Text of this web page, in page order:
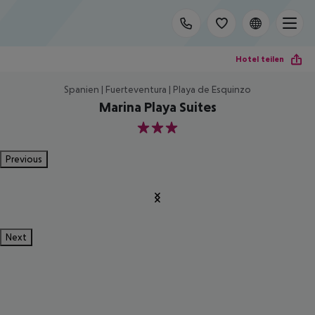
Hotel teilen
Spanien | Fuerteventura | Playa de Esquinzo
Marina Playa Suites
3
Previous
Next